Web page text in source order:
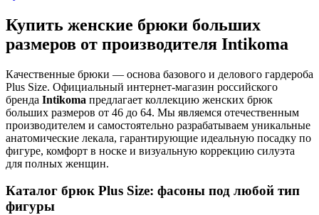
Купить женские брюки больших
размеров от производителя Intikoma
Качественные брюки — основа базового и делового гардероба
Plus Size. Официальный интернет-магазин российского
бренда Intikoma предлагает коллекцию женских брюк
больших размеров от 46 до 64. Мы являемся отечественным
производителем и самостоятельно разрабатываем уникальные
анатомические лекала, гарантирующие идеальную посадку по
фигуре, комфорт в носке и визуальную коррекцию силуэта
для полных женщин.
Каталог брюк Plus Size: фасоны под любой тип
фигуры